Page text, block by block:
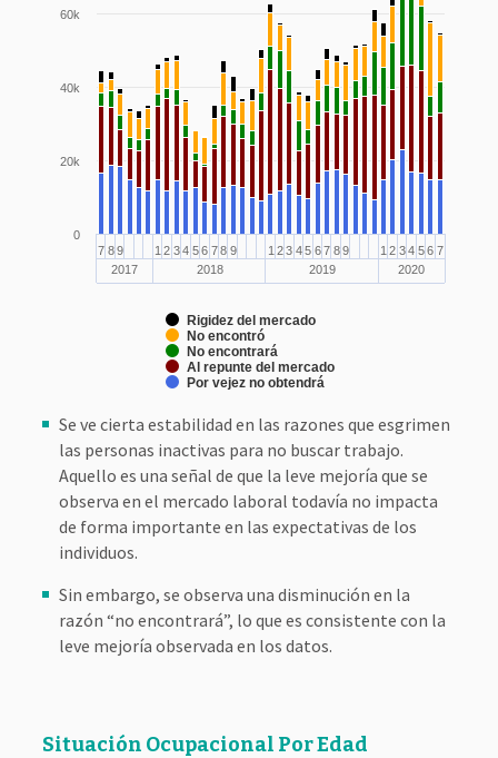
Rigidez del mercado
No encontró
No encontrará
Al repunte del mercado
Por vejez no obtendrá
7
2017
8 9
1
2018
2 3 4 5 6 7 8 9
1
2019
2 3 4 5 6 7 8 9
1
2020
2 3 4 5 6 7
0
20k
40k
60k
Se ve cierta estabilidad en las razones que esgrimen
las personas inactivas para no buscar trabajo.
Aquello es una señal de que la leve mejoría que se
observa en el mercado laboral todavía no impacta
de forma importante en las expectativas de los
individuos.
Sin embargo, se observa una disminución en la
razón “no encontrará”, lo que es consistente con la
leve mejoría observada en los datos.
Situación Ocupacional Por Edad